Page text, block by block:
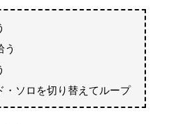
う
・ソロを切り替えてループ